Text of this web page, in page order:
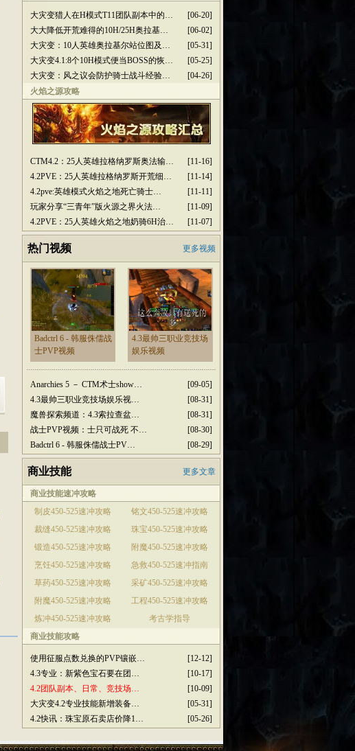
[06-20]
大灾变猎人在H模式T11团队副本中的…
[06-02]
大大降低开荒难得的10H/25H奥拉基…
[05-31]
大灾变：10人英雄奥拉基尔站位图及…
[05-25]
大灾变4.1:8个10H模式便当BOSS的恢…
[04-26]
大灾变：风之议会防护骑士战斗经验…
火焰之源攻略
[11-16]
CTM4.2：25人英雄拉格纳罗斯奥法输…
[11-14]
4.2PVE：25人英雄拉格纳罗斯开荒细…
[11-11]
4.2pve:英雄模式火焰之地死亡骑士…
[11-09]
玩家分享“三青年”版火源之界火法…
[11-07]
4.2PVE：25人英雄火焰之地奶骑6H治…
热门视频 更多视频
Badctrl 6 - 韩服侏儒战
士PVP视频
4.3最帅三职业竞技场
娱乐视频
[09-05]
Anarchies 5 － CTM术士show…
[08-31]
4.3最帅三职业竞技场娱乐视…
[08-31]
魔兽探索频道：4.3索拉查盆…
[08-30]
战士PVP视频：士只可战死 不…
[08-29]
Badctrl 6 - 韩服侏儒战士PV…
商业技能 更多文章
商业技能速冲攻略
制皮450-525速冲攻略
铭文450-525速冲攻略
裁缝450-525速冲攻略
珠宝450-525速冲攻略
锻造450-525速冲攻略
附魔450-525速冲攻略
烹饪450-525速冲攻略
急救450-525速冲指南
草药450-525速冲攻略
采矿450-525速冲攻略
附魔450-525速冲攻略
工程450-525速冲攻略
炼冲450-525速冲攻略
考古学指导
商业技能攻略
[12-12]
使用征服点数兑换的PVP镶嵌…
[10-17]
4.3专业：新紫色宝石要在团…
[10-09]
4.2团队副本、日常、竞技场…
[05-31]
大灾变4.2专业技能新增装备…
[05-26]
4.2快讯：珠宝原石卖店价降1…